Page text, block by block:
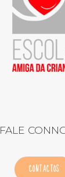
FALE
CONTACTOS